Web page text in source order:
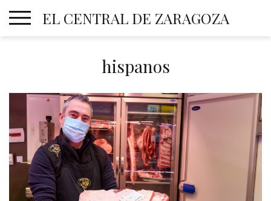
EL CENTRAL DE ZARAGOZA
hispanos